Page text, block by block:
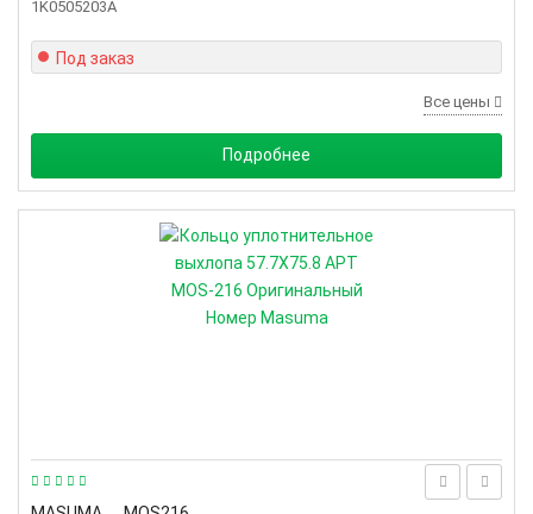
1K0505203A
Под заказ
Все цены
Подробнее